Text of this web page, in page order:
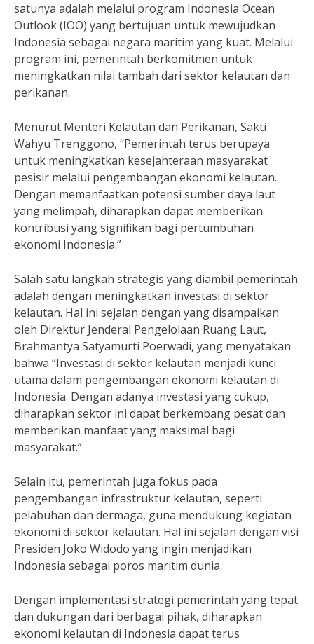
satunya adalah melalui program Indonesia Ocean
Outlook (IOO) yang bertujuan untuk mewujudkan
Indonesia sebagai negara maritim yang kuat. Melalui
program ini, pemerintah berkomitmen untuk
meningkatkan nilai tambah dari sektor kelautan dan
perikanan.
Menurut Menteri Kelautan dan Perikanan, Sakti
Wahyu Trenggono, “Pemerintah terus berupaya
untuk meningkatkan kesejahteraan masyarakat
pesisir melalui pengembangan ekonomi kelautan.
Dengan memanfaatkan potensi sumber daya laut
yang melimpah, diharapkan dapat memberikan
kontribusi yang signifikan bagi pertumbuhan
ekonomi Indonesia.”
Salah satu langkah strategis yang diambil pemerintah
adalah dengan meningkatkan investasi di sektor
kelautan. Hal ini sejalan dengan yang disampaikan
oleh Direktur Jenderal Pengelolaan Ruang Laut,
Brahmantya Satyamurti Poerwadi, yang menyatakan
bahwa “Investasi di sektor kelautan menjadi kunci
utama dalam pengembangan ekonomi kelautan di
Indonesia. Dengan adanya investasi yang cukup,
diharapkan sektor ini dapat berkembang pesat dan
memberikan manfaat yang maksimal bagi
masyarakat.”
Selain itu, pemerintah juga fokus pada
pengembangan infrastruktur kelautan, seperti
pelabuhan dan dermaga, guna mendukung kegiatan
ekonomi di sektor kelautan. Hal ini sejalan dengan visi
Presiden Joko Widodo yang ingin menjadikan
Indonesia sebagai poros maritim dunia.
Dengan implementasi strategi pemerintah yang tepat
dan dukungan dari berbagai pihak, diharapkan
ekonomi kelautan di Indonesia dapat terus